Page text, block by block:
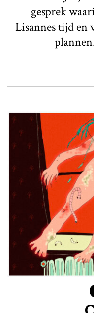
gesprek
Lisannes tijd en
plannen.